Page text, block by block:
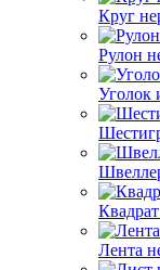
Круг
Рулон
Уголок
Лента